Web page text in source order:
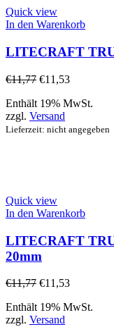
Quick view
In den Warenkorb
LITECRAFT
€11,77 €11,53
Enthält 19% MwSt.
zzgl. Versand
Lieferzeit: nicht angegeben
Quick view
In den Warenkorb
LITECRAFT
20mm
€11,77 €11,53
Enthält 19% MwSt.
zzgl. Versand